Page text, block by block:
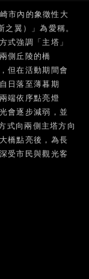
市內的象徵性大
翼）」為愛稱。
式強調「主塔」
側丘陵的橋
但在活動期間會
日落至薄暮期
端依序點亮燈
會逐步減弱，並
式向兩側主塔方向
橋點亮後，為長
受市民與觀光客